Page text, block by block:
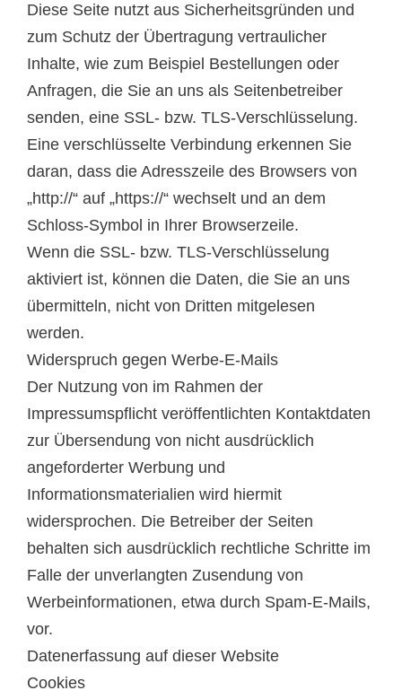
Diese Seite nutzt aus Sicherheitsgründen und
zum Schutz der Übertragung vertraulicher
Inhalte, wie zum Beispiel Bestellungen oder
Anfragen, die Sie an uns als Seitenbetreiber
senden, eine SSL- bzw. TLS-Verschlüsselung.
Eine verschlüsselte Verbindung erkennen Sie
daran, dass die Adresszeile des Browsers von
„http://“ auf „https://“ wechselt und an dem
Schloss-Symbol in Ihrer Browserzeile.
Wenn die SSL- bzw. TLS-Verschlüsselung
aktiviert ist, können die Daten, die Sie an uns
übermitteln, nicht von Dritten mitgelesen
werden.
Widerspruch gegen Werbe-E-Mails
Der Nutzung von im Rahmen der
Impressumspflicht veröffentlichten Kontaktdaten
zur Übersendung von nicht ausdrücklich
angeforderter Werbung und
Informationsmaterialien wird hiermit
widersprochen. Die Betreiber der Seiten
behalten sich ausdrücklich rechtliche Schritte im
Falle der unverlangten Zusendung von
Werbeinformationen, etwa durch Spam-E-Mails,
vor.
Datenerfassung auf dieser Website
Cookies